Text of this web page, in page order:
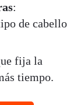
:
de cabello
fija la
tiempo.